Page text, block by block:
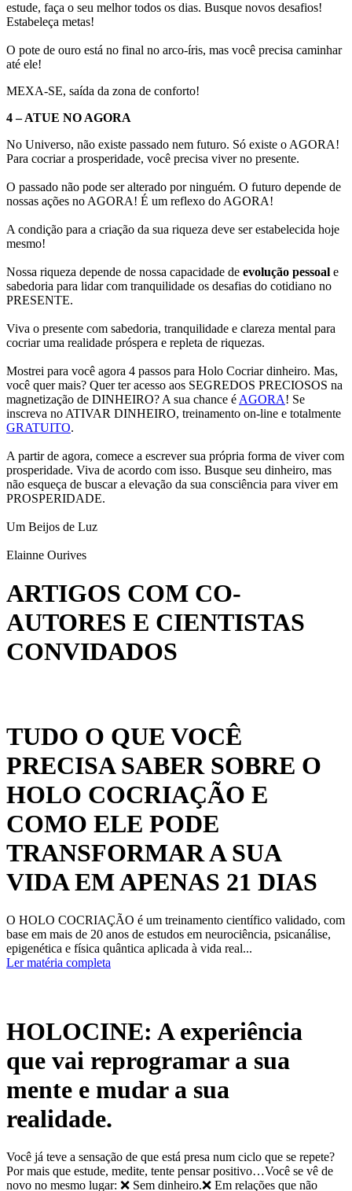
estude, faça o seu melhor todos os dias. Busque novos desafios!
Estabeleça metas!
O pote de ouro está no final no arco-íris, mas você precisa caminhar
até ele!
MEXA-SE, saída da zona de conforto!
4 – ATUE NO AGORA
No Universo, não existe passado nem futuro. Só existe o AGORA!
Para cocriar a prosperidade, você precisa viver no presente.
O passado não pode ser alterado por ninguém. O futuro depende de
nossas ações no AGORA! É um reflexo do AGORA!
A condição para a criação da sua riqueza deve ser estabelecida hoje
mesmo!
Nossa riqueza depende de nossa capacidade de evolução pessoal e
sabedoria para lidar com tranquilidade os desafias do cotidiano no
PRESENTE.
Viva o presente com sabedoria, tranquilidade e clareza mental para
cocriar uma realidade próspera e repleta de riquezas.
Mostrei para você agora 4 passos para Holo Cocriar dinheiro. Mas,
você quer mais? Quer ter acesso aos SEGREDOS PRECIOSOS na
magnetização de DINHEIRO? A sua chance é AGORA! Se
inscreva no ATIVAR DINHEIRO, treinamento on-line e totalmente
GRATUITO.
A partir de agora, comece a escrever sua própria forma de viver com
prosperidade. Viva de acordo com isso. Busque seu dinheiro, mas
não esqueça de buscar a elevação da sua consciência para viver em
PROSPERIDADE.
Um Beijos de Luz
Elainne Ourives
ARTIGOS COM CO-
AUTORES E CIENTISTAS
CONVIDADOS
TUDO O QUE VOCÊ
PRECISA SABER SOBRE O
HOLO COCRIAÇÃO E
COMO ELE PODE
TRANSFORMAR A SUA
VIDA EM APENAS 21 DIAS
O HOLO COCRIAÇÃO é um treinamento científico validado, com
base em mais de 20 anos de estudos em neurociência, psicanálise,
epigenética e física quântica aplicada à vida real...
Ler matéria completa
HOLOCINE: A experiência
que vai reprogramar a sua
mente e mudar a sua
realidade.
Você já teve a sensação de que está presa num ciclo que se repete?
Por mais que estude, medite, tente pensar positivo…Você se vê de
novo no mesmo lugar: ❌ Sem dinheiro.❌ Em relações que não